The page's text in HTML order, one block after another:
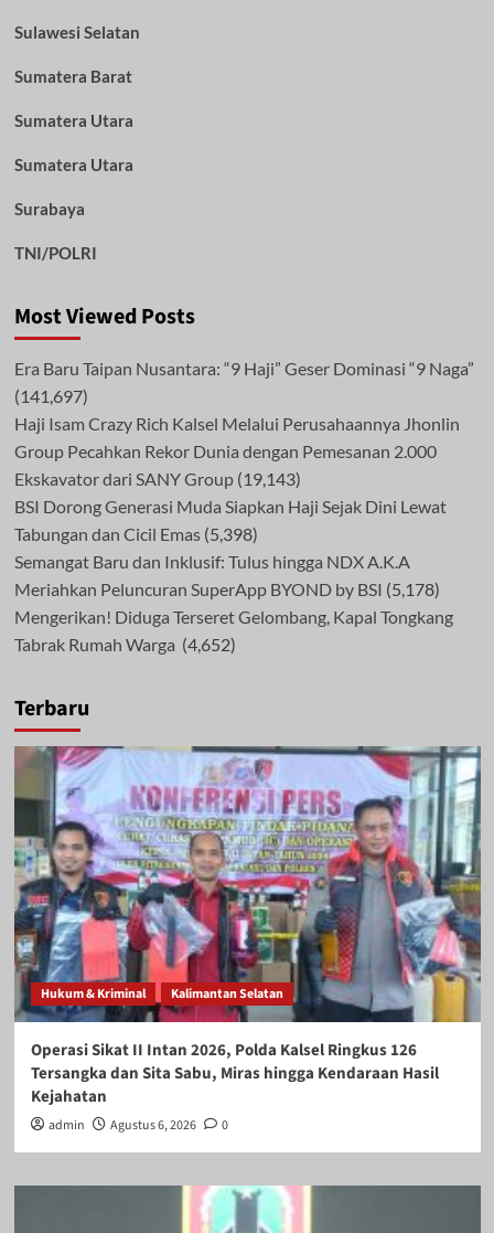
Sulawesi Selatan
Sumatera Barat
Sumatera Utara
Sumatera Utara
Surabaya
TNI/POLRI
Most Viewed Posts
Era Baru Taipan Nusantara: “9 Haji” Geser Dominasi “9 Naga”
(141,697)
Haji Isam Crazy Rich Kalsel Melalui Perusahaannya Jhonlin
Group Pecahkan Rekor Dunia dengan Pemesanan 2.000
Ekskavator dari SANY Group (19,143)
BSI Dorong Generasi Muda Siapkan Haji Sejak Dini Lewat
Tabungan dan Cicil Emas (5,398)
Semangat Baru dan Inklusif: Tulus hingga NDX A.K.A
Meriahkan Peluncuran SuperApp BYOND by BSI (5,178)
Mengerikan! Diduga Terseret Gelombang, Kapal Tongkang
Tabrak Rumah Warga (4,652)
Terbaru
Hukum & Kriminal Kalimantan Selatan
Operasi Sikat II Intan 2026, Polda Kalsel Ringkus 126
Tersangka dan Sita Sabu, Miras hingga Kendaraan Hasil
Kejahatan
admin Agustus 6, 2026 0